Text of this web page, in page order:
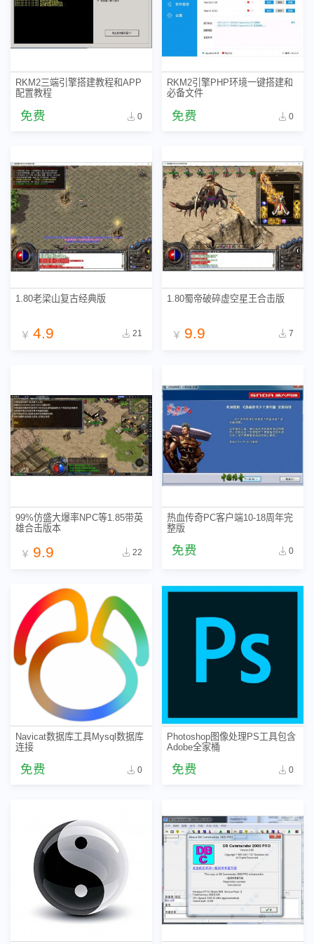
RKM2三端引擎搭建教程和APP
配置教程
免费 0
RKM2引擎PHP环境一键搭建和
必备文件
免费 0
1.80老梁山复古经典版
￥ 4.9 21
1.80蜀帝破碎虚空星王合击版
￥ 9.9 7
99%仿盛大爆率NPC等1.85带英
雄合击版本
￥ 9.9 22
热血传奇PC客户端10-18周年完
整版
免费 0
Navicat数据库工具Mysql数据库
连接
免费 0
Photoshop图像处理PS工具包含
Adobe全家桶
免费 0